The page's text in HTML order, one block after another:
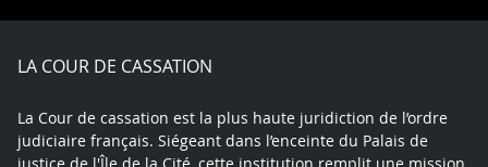
X
FacebookYoutubeLinkedInInstagram
LA COUR DE CASSATION
La Cour de cassation est la plus haute juridiction de l’ordre
judiciaire français. Siégeant dans l’enceinte du Palais de